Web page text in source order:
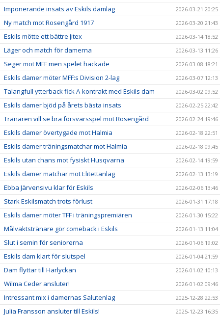
Imponerande insats av Eskils damlag 2026-03-21 20:25
Ny match mot Rosengård 1917 2026-03-20 21:43
Eskils mötte ett bättre Jitex 2026-03-14 18:52
Läger och match för damerna 2026-03-13 11:26
Seger mot MFF men spelet hackade 2026-03-08 18:21
Eskils damer möter MFF:s Division 2-lag 2026-03-07 12:13
Talangfull ytterback fick A-kontrakt med Eskils dam 2026-03-02 09:52
Eskils damer bjöd på årets bästa insats 2026-02-25 22:42
Tränaren vill se bra försvarsspel mot Rosengård 2026-02-24 19:46
Eskils damer övertygade mot Halmia 2026-02-18 22:51
Eskils damer träningsmatchar mot Halmia 2026-02-18 09:45
Eskils utan chans mot fysiskt Husqvarna 2026-02-14 19:59
Eskils damer matchar mot Elitettanlag 2026-02-13 13:19
Ebba Järvensivu klar för Eskils 2026-02-06 13:46
Stark Eskilsmatch trots förlust 2026-01-31 17:18
Eskils damer möter TFF i träningspremiären 2026-01-30 15:22
Målvaktstränare gör comeback i Eskils 2026-01-13 11:04
Slut i semin för seniorerna 2026-01-06 19:02
Eskils dam klart för slutspel 2026-01-04 21:59
Dam flyttar till Harlyckan 2026-01-02 10:13
Wilma Ceder ansluter! 2026-01-02 09:46
Intressant mix i damernas Salutenlag 2025-12-28 22:53
Julia Fransson ansluter till Eskils! 2025-12-23 16:35